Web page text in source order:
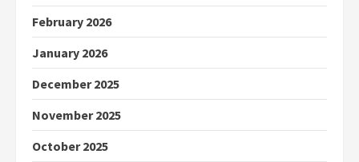
February 2026
January 2026
December 2025
November 2025
October 2025